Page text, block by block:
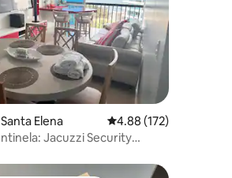
de 5, 142 reseñas
Elena Calificación promedio:
4.88 (172)
Jacuzzi Security